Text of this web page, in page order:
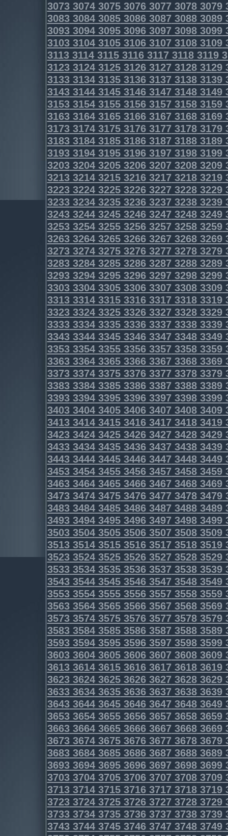
3073307430753076307730783079
3083308430853086308730883089
3093309430953096309730983099
3103310431053106310731083109
3113311431153116311731183119
3123312431253126312731283129
3133313431353136313731383139
3143314431453146314731483149
3153315431553156315731583159
3163316431653166316731683169
3173317431753176317731783179
3183318431853186318731883189
3193319431953196319731983199
3203320432053206320732083209
3213321432153216321732183219
3223322432253226322732283229
3233323432353236323732383239
3243324432453246324732483249
3253325432553256325732583259
3263326432653266326732683269
3273327432753276327732783279
3283328432853286328732883289
3293329432953296329732983299
3303330433053306330733083309
3313331433153316331733183319
3323332433253326332733283329
3333333433353336333733383339
3343334433453346334733483349
3353335433553356335733583359
3363336433653366336733683369
3373337433753376337733783379
3383338433853386338733883389
3393339433953396339733983399
3403340434053406340734083409
3413341434153416341734183419
3423342434253426342734283429
3433343434353436343734383439
3443344434453446344734483449
3453345434553456345734583459
3463346434653466346734683469
3473347434753476347734783479
3483348434853486348734883489
3493349434953496349734983499
3503350435053506350735083509
3513351435153516351735183519
3523352435253526352735283529
3533353435353536353735383539
3543354435453546354735483549
3553355435553556355735583559
3563356435653566356735683569
3573357435753576357735783579
3583358435853586358735883589
3593359435953596359735983599
3603360436053606360736083609
3613361436153616361736183619
3623362436253626362736283629
3633363436353636363736383639
3643364436453646364736483649
3653365436553656365736583659
3663366436653666366736683669
3673367436753676367736783679
3683368436853686368736883689
3693369436953696369736983699
3703370437053706370737083709
3713371437153716371737183719
3723372437253726372737283729
3733373437353736373737383739
3743374437453746374737483749